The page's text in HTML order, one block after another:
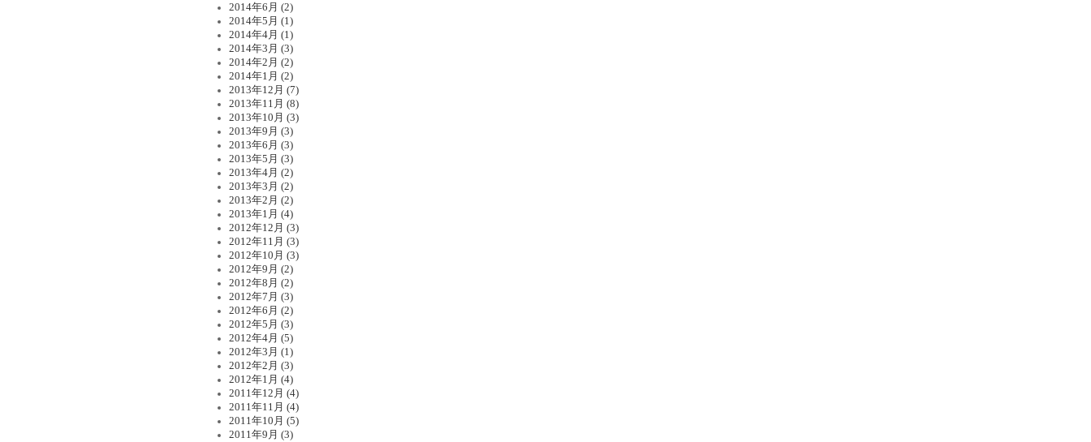
2014年6月 (2)
2014年5月 (1)
2014年4月 (1)
2014年3月 (3)
2014年2月 (2)
2014年1月 (2)
2013年12月 (7)
2013年11月 (8)
2013年10月 (3)
2013年9月 (3)
2013年6月 (3)
2013年5月 (3)
2013年4月 (2)
2013年3月 (2)
2013年2月 (2)
2013年1月 (4)
2012年12月 (3)
2012年11月 (3)
2012年10月 (3)
2012年9月 (2)
2012年8月 (2)
2012年7月 (3)
2012年6月 (2)
2012年5月 (3)
2012年4月 (5)
2012年3月 (1)
2012年2月 (3)
2012年1月 (4)
2011年12月 (4)
2011年11月 (4)
2011年10月 (5)
2011年9月 (3)